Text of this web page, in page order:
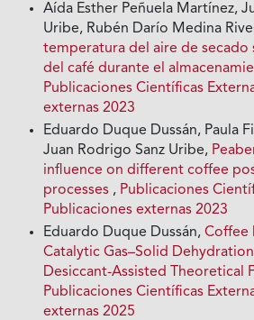
Aída Esther Peñuela Martínez,
Uribe, Rubén Darío Medina
temperatura del aire de secado
del café durante el
Publicaciones Científicas
externas 2023
Eduardo Duque Dussán, Paula
Juan Rodrigo Sanz Uribe,
influence on different coffee
processes , Publicaciones
Publicaciones externas 2023
Eduardo Duque Dussán,Coffee
Catalytic Gas–Solid
Desiccant-Assisted Theoretical
Publicaciones Científicas
externas 2025